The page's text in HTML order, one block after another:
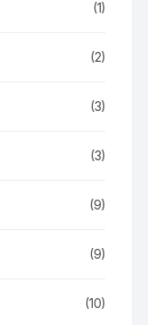
(1)
(2)
(3)
(3)
(9)
(9)
(10)